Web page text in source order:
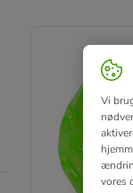
Vi
vores